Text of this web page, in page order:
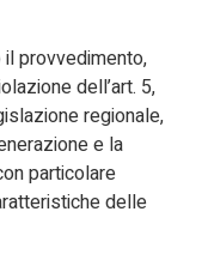
il provvedimento,
dell’art. 5,
regionale,
e la
particolare
delle